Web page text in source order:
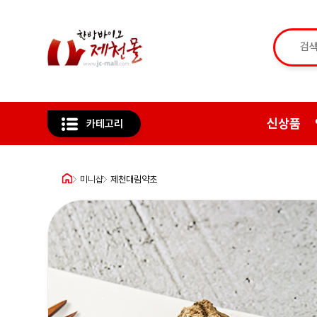
카테고리 신상품
미니샵 제천대림약초